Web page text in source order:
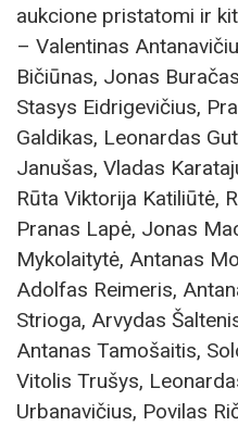
aukcione pristatomi ir
– Valentinas
Bičiūnas, Jonas
Stasys Eidrigevičius,
Galdikas, Leonardas
Janušas, Vladas
Rūta Viktorija Katiliūtė,
Pranas Lapė, Jonas
Mykolaitytė, Antanas
Adolfas Reimeris,
Strioga, Arvydas
Antanas Tamošaitis,
Vitolis Trušys,
Urbanavičius, Povilas